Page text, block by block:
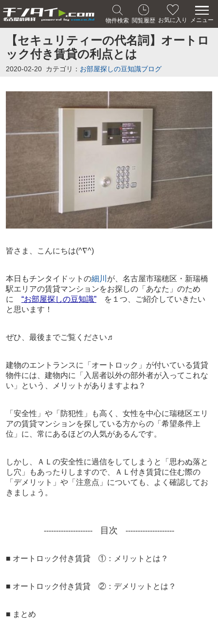
物件検索 閲覧履歴 お気に入り メニュー
【セキュリティーの代名詞】オートロ
ック付き賃貸の利点とは
2020-02-20 カテゴリ： お部屋探しの豆知識ブログ
皆さま、こんにちは(^∇^)
本日もチンタイドットの細川 が、名古屋市瑞穂区・新瑞橋
駅エリアの賃貸マンションをお探しの「あなた」のため
に “お部屋探しの豆知識”を１つ、ご紹介していきたい
と思います！
ぜひ、最後までご覧ください♬
建物のエントランスに「オートロック」が付いている賃貸
物件には、建物内に「入居者以外の部外者が入ってこれな
い」という、メリットがありますよね？
「安全性」や「防犯性」も高く、女性を中心に瑞穂区エリ
アの賃貸マンションを探している方からの「希望条件上
位」に、常にあるほどの人気があるんです。
しかし、ＡＬの安全性に過信をしてしまうと「思わぬ落と
し穴」もあったりしますので、ＡＬ付き賃貸に住む際の
「デメリット」や「注意点」についても、よく確認してお
きましょう。
-------------------- 目次 --------------------
■ オートロック付き賃貸 ①：メリットとは？
■ オートロック付き賃貸 ②：デメリットとは？
■ まとめ